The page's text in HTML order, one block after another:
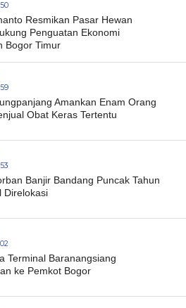
Resmikan Pasar Hewan
Penguatan Ekonomi
Bogor Timur
Amankan Enam Orang
Obat Keras Tertentu
Banjir Bandang Puncak Tahun
Direlokasi
Terminal Baranangsiang
ke Pemkot Bogor